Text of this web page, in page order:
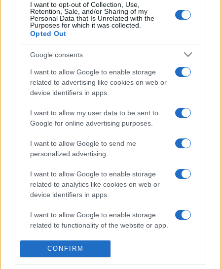
I want to opt-out of Collection, Use,
Retention, Sale, and/or Sharing of my
Personal Data that Is Unrelated with the
Purposes for which it was collected.
Opted Out
Google consents
I want to allow Google to enable storage
related to advertising like cookies on web or
device identifiers in apps.
I want to allow my user data to be sent to
Google for online advertising purposes.
I want to allow Google to send me
personalized advertising.
I want to allow Google to enable storage
related to analytics like cookies on web or
device identifiers in apps.
I want to allow Google to enable storage
related to functionality of the website or app.
I want to allow Google to enable storage
related to personalization.
CONFIRM
Páva Zsolt, Pécs Megyei Jogú Város polgármestere zárta a
beszédeket. Elmondta, hogy Csontváry műveit nem ismerik
annyira a határon túl, mint ami megilletné, ennek
korrigálásában pedig sokat segíthet egy fővárosi időszaki
kiállítás. ?Az, hogy az életmű egy jelentős darabja el tud jutni
Pécsen kívül más helyekre, az egyrészt az efféle
hiányosságot részben kiküszöböli, másrészt a gyűjtemény
ismertséget növeli, így közvetett módon Pécs értékeit is
nyugtázza.? Megerősítette, hogy nincs alapja azoknak a
pletykáknak, hogy ?elvennék? tőlük a festményeket,
amelyek az időszaki kiállítás végeztével vissza fognak
Fotók: Papp Eszter
CSONTVÁRY CSONTVÁRY-KIÁLLÍTÁS